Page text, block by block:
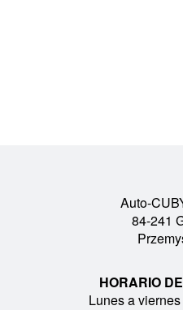
Auto-
84-241
HORARIO
Lunes a